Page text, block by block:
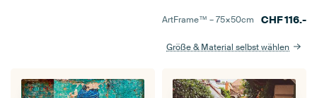
ArtFrame™ –75×50cm CHF116.-
Größe & Material selbst wählen